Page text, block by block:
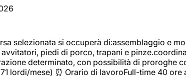
selezionata si occuperà di:assemblaggio e
piedi di porco, trapani e
determinato, con possibilità di proroghe
lordi/mese) ⏰ Orario di lavoroFull-time 40